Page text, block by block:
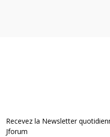
Recevez la Newsletter
Jforum